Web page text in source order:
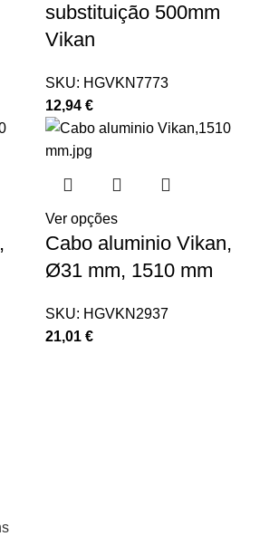
substituição 500mm
Vikan
SKU: HGVKN7773
12,94 €
Ver opções
Cabo aluminio Vikan,
Ø31 mm, 1510 mm
SKU: HGVKN2937
21,01 €